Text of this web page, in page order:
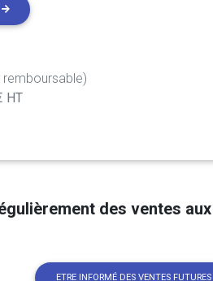
HT
des ventes
ETRE INFORMÉ DES VENTES FUTURES